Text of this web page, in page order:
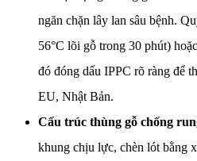
ngăn chặn lây lan sâu bệnh.
56°C lõi gỗ trong 30 phút)
đó đóng dấu IPPC rõ ràng để
EU, Nhật Bản.
Cấu trúc thùng gỗ chống
khung chịu lực, chèn lót bằng